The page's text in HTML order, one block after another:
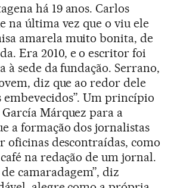
há 19 anos. Carlos
na última vez que o viu ele
amarela muito bonita, de
Era 2010, e o escritor foi
à sede da fundação. Serrano,
diz que ao redor dele
embevecidos”. Um princípio
Márquez para a
a formação dos jornalistas
oficinas descontraídas, como
na redação de um jornal.
camaradagem”, diz